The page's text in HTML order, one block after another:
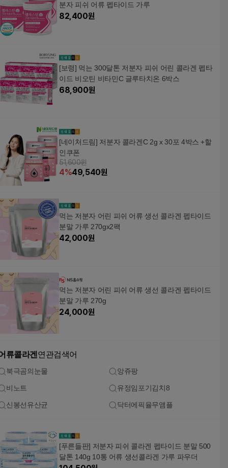
분자 피쉬 어류 펩타이드 가루
82,400원
[보령] 먹는 300달톤 저분자 피쉬 어린 콜라겐 펩타
이드 비오틴 비타민C 글루타치온 6박스
68,900원
[네이처드림] 저분자 콜라겐C 2g x 30포 4박스 +할
인쿠폰
51,600원
4%49,540원
먹는 저분자 어린 피쉬 어류 생선 콜라겐 펩타이드
분말 가루 270gx2팩
42,000원
먹는 저분자 어린 피쉬 어류 생선 콜라겐 펩타이드
분말 가루 270g
24,000원
류콜라겐 연관검색어
북극곰의눈물 앙쥬팡
비노트 유정임포기김치8
신봉선유산균 닥터에픽율무앰플
[푸른들판] 저분자 피쉬 콜라겐 펩타이드 분말 500
달톤 140g 10통 어류 생선콜라겐 가루 파우더